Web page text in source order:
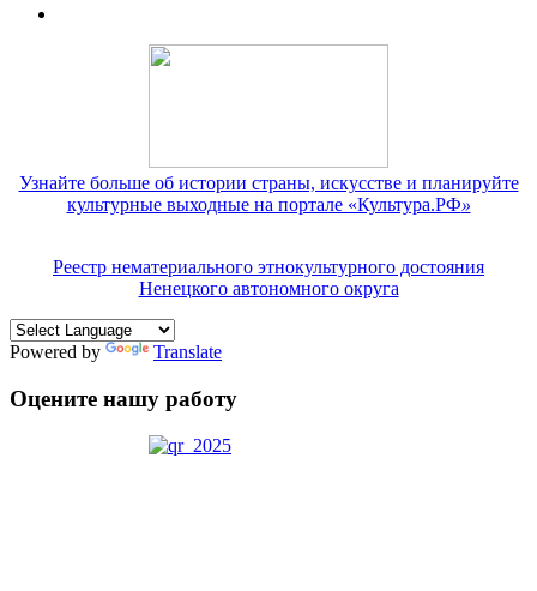
Узнайте больше об истории страны, искусстве и планируйте
культурные выходные на портале «Культура.РФ»
Реестр нематериального этнокультурного достояния
Ненецкого автономного округа
Powered by Translate
Оцените нашу работу